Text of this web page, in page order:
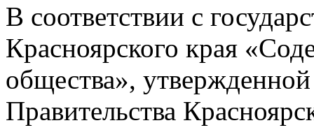
В соответствии с
Красноярского края
общества»,
Правительства